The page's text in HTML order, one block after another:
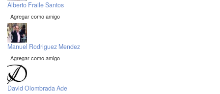
Alberto Fraile Santos
Agregar como amigo
Manuel Rodriguez Mendez
Agregar como amigo
David Olombrada Ade